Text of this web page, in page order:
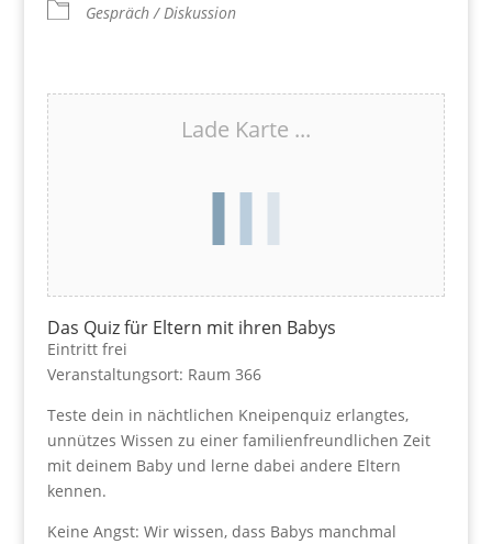
Gespräch / Diskussion
Lade Karte ...
Das Quiz für Eltern mit ihren Babys
Eintritt frei
Veranstaltungsort: Raum 366
Teste dein in nächtlichen Kneipenquiz erlangtes,
unnützes Wissen zu einer familienfreundlichen Zeit
mit deinem Baby und lerne dabei andere Eltern
kennen.
Keine Angst: Wir wissen, dass Babys manchmal